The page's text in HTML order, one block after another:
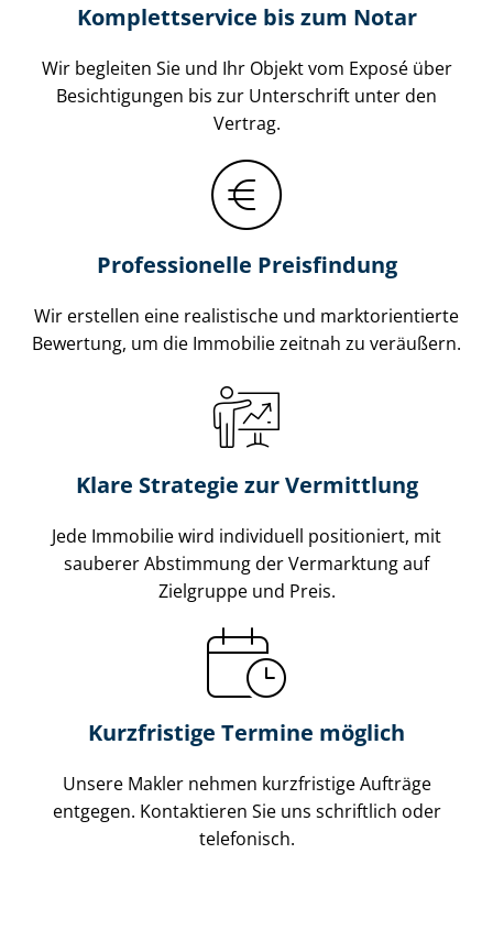
Komplettservice bis zum Notar
Wir begleiten Sie und Ihr Objekt vom Exposé über
Besichtigungen bis zur Unterschrift unter den
Vertrag.
Professionelle Preisfindung
Wir erstellen eine realistische und markt­ori­en­tier­te
Bewertung, um die Immobilie zeitnah zu veräußern.
Klare Strategie zur Vermittlung
Jede Immobilie wird individuell positioniert, mit
sauberer Abstimmung der Vermarktung auf
Zielgruppe und Preis.
Kurzfristige Termine möglich
Unsere Makler nehmen kurzfristige Aufträge
entgegen. Kontaktieren Sie uns schriftlich oder
telefonisch.